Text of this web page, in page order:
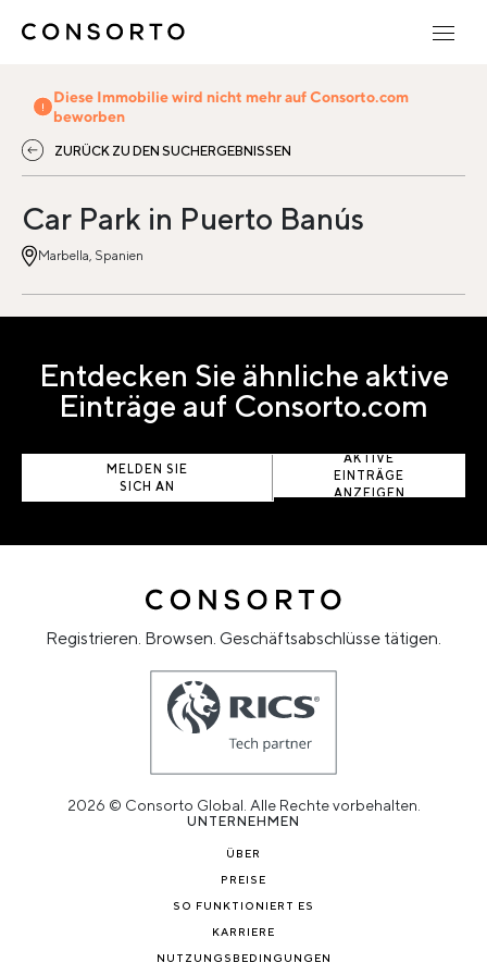
Diese Immobilie wird nicht mehr auf Consorto.com
beworben
ZURÜCK ZU DEN SUCHERGEBNISSEN
Car Park in Puerto Banús
Marbella, Spanien
Entdecken Sie ähnliche aktive
Einträge auf Consorto.com
MELDEN SIE
SICH AN
AKTIVE
EINTRÄGE
ANZEIGEN
Registrieren. Browsen. Geschäftsabschlüsse tätigen.
2026 © Consorto Global. Alle Rechte vorbehalten.
UNTERNEHMEN
ÜBER
PREISE
SO FUNKTIONIERT ES
KARRIERE
NUTZUNGSBEDINGUNGEN